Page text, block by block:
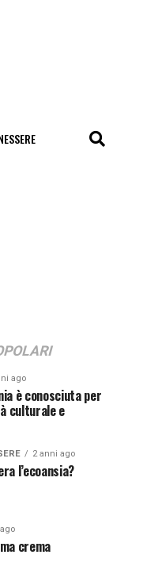
ago
è conosciuta per
culturale e
2 anni ago
l’ecoansia?
crema